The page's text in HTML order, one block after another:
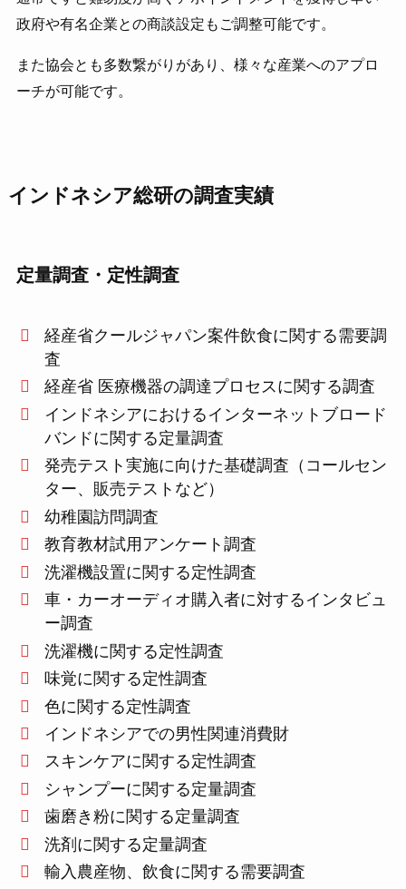
政府や有名企業との商談設定もご調整可能です。
また協会とも多数繋がりがあり、様々な産業へのアプロ
ーチが可能です。
インドネシア総研の調査実績
定量調査・定性調査
経産省クールジャパン案件飲食に関する需要調
査
経産省 医療機器の調達プロセスに関する調査
インドネシアにおけるインターネットブロード
バンドに関する定量調査
発売テスト実施に向けた基礎調査（コールセン
ター、販売テストなど）
幼稚園訪問調査
教育教材試用アンケート調査
洗濯機設置に関する定性調査
車・カーオーディオ購入者に対するインタビュ
ー調査
洗濯機に関する定性調査
味覚に関する定性調査
色に関する定性調査
インドネシアでの男性関連消費財
スキンケアに関する定性調査
シャンプーに関する定量調査
歯磨き粉に関する定量調査
洗剤に関する定量調査
輸入農産物、飲食に関する需要調査